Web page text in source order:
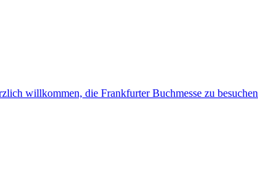
willkommen, die Frankfurter Buchmesse zu besuchen